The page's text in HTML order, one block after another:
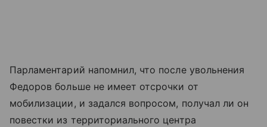
Парламентарий напомнил, что после увольнения
Федоров больше не имеет отсрочки от
мобилизации, и задался вопросом, получал ли он
повестки из территориального центра